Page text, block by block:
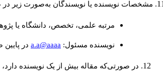
مشخصات نویسنده یا نویسندگان به‌صورت زیر
مرتبه علمی، تخصص، دانشگاه یا
نويسنده مسئول: a.a@aaaa در
در صورتی‌که مقاله بیش از یک نویسنده